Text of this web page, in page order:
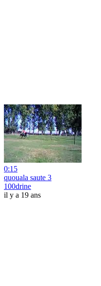
0:15
quouala saute 3
100drine
il y a 19 ans